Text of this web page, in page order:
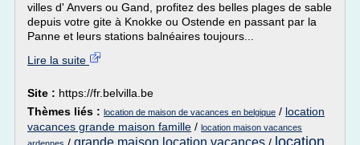
villes d' Anvers ou Gand, profitez des belles plages de sable
depuis votre gite à Knokke ou Ostende en passant par la
Panne et leurs stations balnéaires toujours...
Lire la suite
Site : https://fr.belvilla.be
Thèmes liés : location de maison de vacances en belgique / location
vacances grande maison famille / location maison vacances
grande maison location vacances
location